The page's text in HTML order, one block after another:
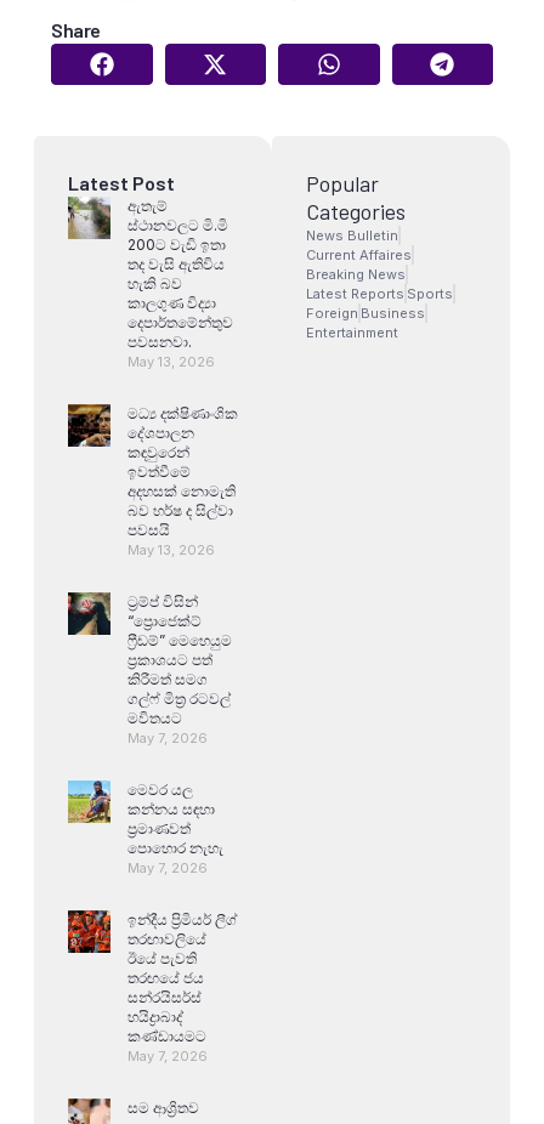
Share
Latest Post
ඇතැම්
ස්ථානවලට මි.මි
200ට වැඩි ඉතා
තද වැසි ඇතිවිය
හැකි බව
කාලගුණ විද්‍යා
දෙපාර්තමේන්තුව
පවසනවා.
May 13, 2026
මධ්‍ය දක්ෂිණාංශික
දේශපාලන
කඳවුරෙන්
ඉවත්වීමේ
අදහසක් නොමැති
බව හර්ෂ ද සිල්වා
පවසයි
May 13, 2026
ට්‍රම්ප් විසින්
“ප්‍රොජෙක්ට්
ෆ්‍රීඩම්” මෙහෙයුම
ප්‍රකාශයට පත්
කිරීමත් සමග
ගල්ෆ් මිත්‍ර රටවල්
මවිතයට
May 7, 2026
මෙවර යල
කන්නය සඳහා
ප්‍රමාණවත්
පොහොර නැහැ
May 7, 2026
ඉන්දීය ප්‍රිමියර් ලීග්
තරඟාවලියේ
ඊයේ පැවති
තරඟයේ ජය
සන්රයිසර්ස්
හයිද්‍රාබාද්
කණ්ඩායමට
May 7, 2026
සම ආශ්‍රිතව
Popular
Categories
News Bulletin
Current Affaires
Breaking News
Latest Reports Sports
Foreign Business
Entertainment